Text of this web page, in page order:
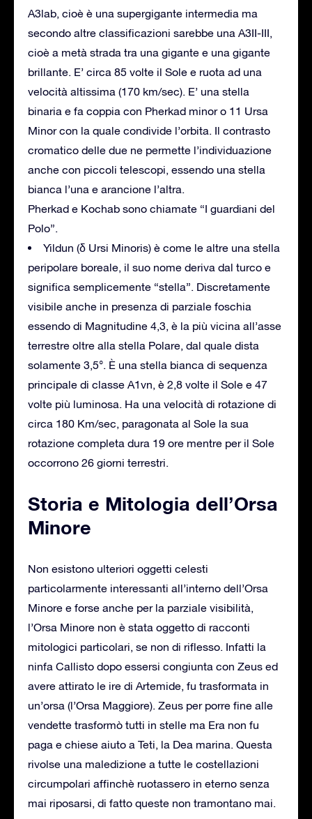
A3lab, cioè è una supergigante intermedia ma
secondo altre classificazioni sarebbe una A3II-III,
cioè a metà strada tra una gigante e una gigante
brillante. E’ circa 85 volte il Sole e ruota ad una
velocità altissima (170 km/sec). E’ una stella
binaria e fa coppia con Pherkad minor o 11 Ursa
Minor con la quale condivide l’orbita. Il contrasto
cromatico delle due ne permette l’individuazione
anche con piccoli telescopi, essendo una stella
bianca l’una e arancione l’altra.
Pherkad e Kochab sono chiamate “I guardiani del
Polo”.
Yildun (δ Ursi Minoris) è come le altre una stella
peripolare boreale, il suo nome deriva dal turco e
significa semplicemente “stella”. Discretamente
visibile anche in presenza di parziale foschia
essendo di Magnitudine 4,3, è la più vicina all’asse
terrestre oltre alla stella Polare, dal quale dista
solamente 3,5°. È una stella bianca di sequenza
principale di classe A1vn, è 2,8 volte il Sole e 47
volte più luminosa. Ha una velocità di rotazione di
circa 180 Km/sec, paragonata al Sole la sua
rotazione completa dura 19 ore mentre per il Sole
occorrono 26 giorni terrestri.
Storia e Mitologia dell’Orsa
Minore
Non esistono ulteriori oggetti celesti
particolarmente interessanti all’interno dell’Orsa
Minore e forse anche per la parziale visibilità,
l’Orsa Minore non è stata oggetto di racconti
mitologici particolari, se non di riflesso. Infatti la
ninfa Callisto dopo essersi congiunta con Zeus ed
avere attirato le ire di Artemide, fu trasformata in
un’orsa (l’Orsa Maggiore). Zeus per porre fine alle
vendette trasformò tutti in stelle ma Era non fu
paga e chiese aiuto a Teti, la Dea marina. Questa
rivolse una maledizione a tutte le costellazioni
circumpolari affinchè ruotassero in eterno senza
mai riposarsi, di fatto queste non tramontano mai.